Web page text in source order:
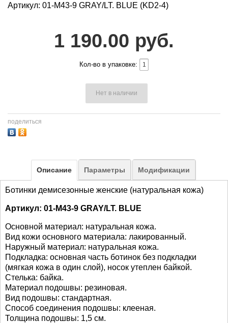
Артикул: 01-M43-9 GRAY/LT. BLUE (KD2-4)
1 190.00 руб.
Кол-во в упаковке:
Нет в наличии
поделиться
Описание Параметры Модификации
Ботинки демисезонные женские (натуральная кожа)
Артикул: 01-M43-9 GRAY/LT. BLUE
Основной материал: натуральная кожа.
Вид кожи основного материала: лакированный.
Наружный материал: натуральная кожа.
Подкладка: основная часть ботинок без подкладки
(мягкая кожа в один слой), носок утеплен байкой.
Стелька: байка.
Материал подошвы: резиновая.
Вид подошвы: стандартная.
Способ соединения подошвы: клееная.
Толщина подошвы: 1,5 см.